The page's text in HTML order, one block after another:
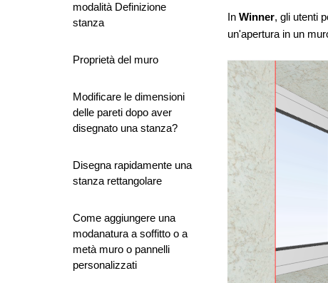
modalità Definizione
stanza
Proprietà del muro
Modificare le dimensioni
delle pareti dopo aver
disegnato una stanza?
Disegna rapidamente una
stanza rettangolare
Come aggiungere una
modanatura a soffitto o a
metà muro o pannelli
personalizzati
InWinner, gli utenti
un'apertura in un